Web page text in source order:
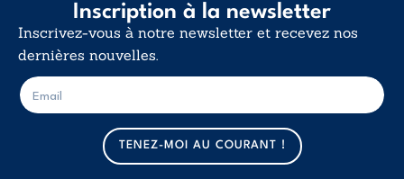
Inscription à la newsletter
Inscrivez-vous à notre newsletter et recevez nos
dernières nouvelles.
m
a
i
l
E
-
m
TENEZ-MOI AU COURANT !